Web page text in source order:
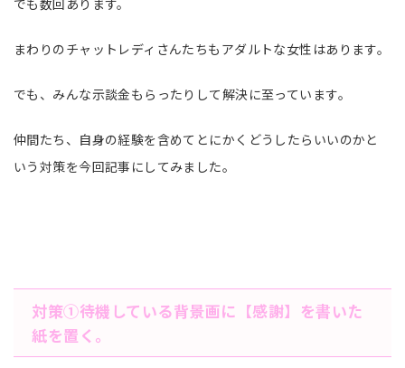
でも数回あります。
まわりのチャットレディさんたちもアダルトな女性はあります。
でも、みんな示談金もらったりして解決に至っています。
仲間たち、自身の経験を含めてとにかくどうしたらいいのかと
いう対策を今回記事にしてみました。
対策①待機している背景画に【感謝】を書いた
紙を置く。